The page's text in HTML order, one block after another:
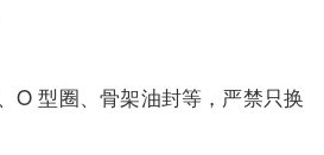
O 型圈、骨架油封等，严禁只换